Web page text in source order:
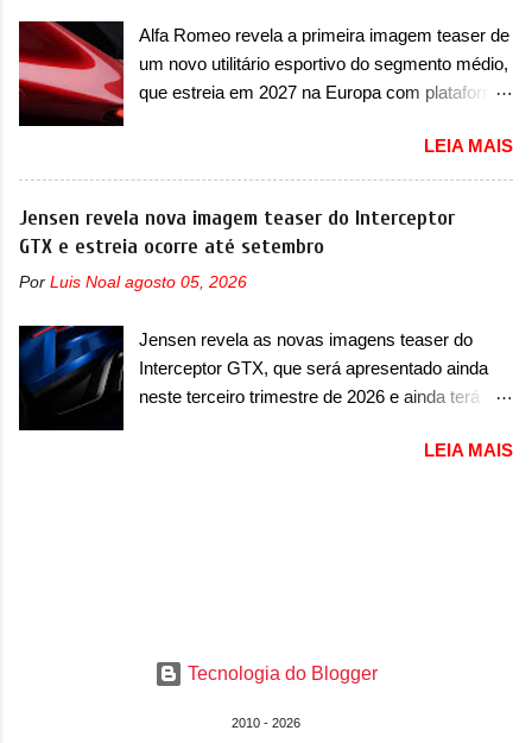
equipe campeã mundial de carros elétricos. A
marca comentou que o novo carro elétrico da
marca terá inversores ...
italiano tem grande parte no desenvolvimento
do Dune. Baseado no Huracán, o Dune nasce
com uma proposta similar ao que a marca
característico da Rezvani. Junto com as
imagens, a marca já confirmou que o Dune será
um carro muito exclusivo. Ao todo, serão
apenas sete unidades produzidas... para todo
equipado com um motor V10 Supercharger
capaz de desenvolver cerca de 800cv que
separou a performance exótica da aventura i...
Alfa Romeo revela a primeira imagem teaser de
um novo utilitário esportivo do segmento médio,
que estreia em 2027 na Europa com plataforma
imagem teaser de um novo utilitário esportivo
da marca italiana, previsto para ser lançado em
meados de 2027. O novo modelo não tem
nome ou se é uma nova geração de um modelo
apenas que o novo modelo em questão é um
foi confirmado durante a Mesa Redonda
Nacional da Indústria Automotiva, organizada
pelo Ministério dos Negócios e do Made in Italy
Cappellano, Diretor de Operações da Stellantis
horizontal. No para-lama traseiro, se n...
LEIA MAIS
Jensen revela nova imagem teaser do Interceptor
GTX e estreia ocorre até setembro
Por Luis Noal agosto 05, 2026
Jensen revela as novas imagens teaser do
Interceptor GTX, que será apresentado ainda
neste terceiro trimestre de 2026 e ainda terá
International Automotive (abreviação de JIA)
de 2026, ou seja, acontecerá entre os meses de
LEIA MAIS
Tecnologia do Blogger
2010 - 2026